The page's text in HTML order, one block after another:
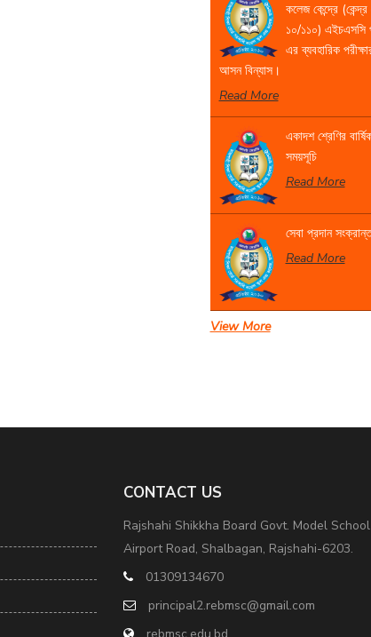
কলেজ কেন্দ্রে
১০/১১০) এইচএসসি
এর ব্যবহারিক
আসন বিন্যাস।
Read More
একাদশ শ্রেণির
সময়সূচি
Read More
সেবা প্রদান
Read More
View More
CONTACT US
Rajshahi Shikkha Board Govt. Model
Airport Road, Shalbagan, Rajshahi-6203.
01309134670
principal2.rebmsc@gmail.com
rebmsc.edu.bd